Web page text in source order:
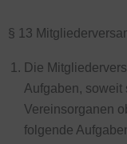
§ 13
Die
Aufgaben, soweit
Vereinsorganen
folgende